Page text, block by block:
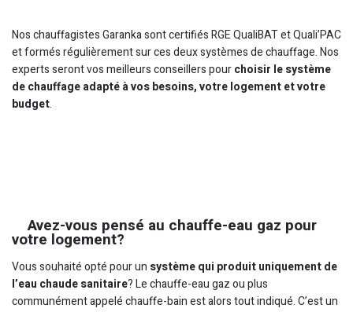
Nos chauffagistes Garanka sont certifiés RGE QualiBAT et Quali’PAC
et formés régulièrement sur ces deux systèmes de chauffage. Nos
experts seront vos meilleurs conseillers pourchoisir le système
de chauffage adapté à vos besoins, votre logement et votre
budget.
Avez-vous pensé au chauffe-eau gaz pour
votre logement?
Vous souhaité opté pour un système qui produit uniquement de
l’eau chaude sanitaire? Le chauffe-eau gaz ou plus
communément appelé chauffe-bain est alors tout indiqué. C’est un